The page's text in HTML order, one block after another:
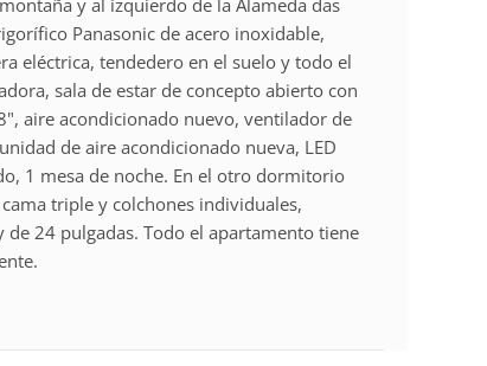
Panasonic de acero inoxidable,
eléctrica, tendedero en el suelo y todo el
sala de estar de concepto abierto con
aire acondicionado nuevo, ventilador de
de aire acondicionado nueva, LED
1 mesa de noche. En el otro dormitorio
triple y colchones individuales,
de 24 pulgadas. Todo el apartamento tiene